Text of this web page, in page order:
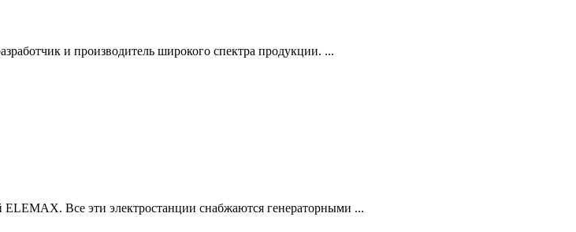
и производитель широкого спектра продукции. ...
Все эти электростанции снабжаются генераторными ...